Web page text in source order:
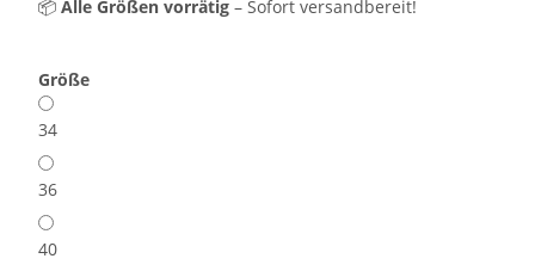
📦 Alle Größen vorrätig – Sofort versandbereit!
Größe
34
36
40